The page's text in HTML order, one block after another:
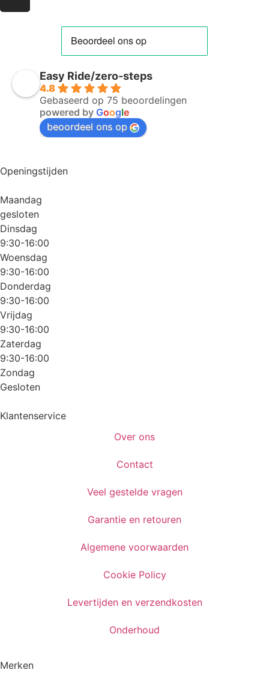
Easy Ride/zero-steps
4.8
Gebaseerd op 75 beoordelingen
powered by Google
beoordeel ons op
Openingstijden
Maandag
gesloten
Dinsdag
9:30-16:00
Woensdag
9:30-16:00
Donderdag
9:30-16:00
Vrijdag
9:30-16:00
Zaterdag
9:30-16:00
Zondag
Gesloten
Klantenservice
Over ons
Contact
Veel gestelde vragen
Garantie en retouren
Algemene voorwaarden
Cookie Policy
Levertijden en verzendkosten
Onderhoud
Merken